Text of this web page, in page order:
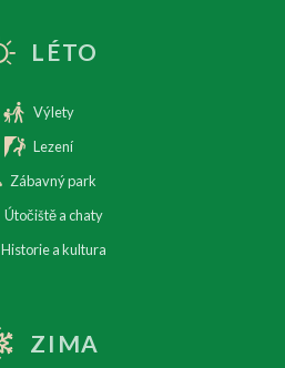
LÉTO
Výlety
Lezení
Zábavný park
Útočiště a chaty
Historie a kultura
ZIMA